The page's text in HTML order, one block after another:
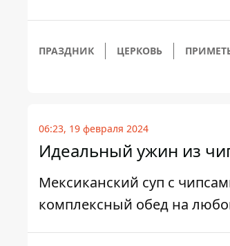
ПРАЗДНИК ЦЕРКОВЬ
06:23, 19 февраля 2024
Идеальный ужин из
Мексиканский суп с
комплексный обед на